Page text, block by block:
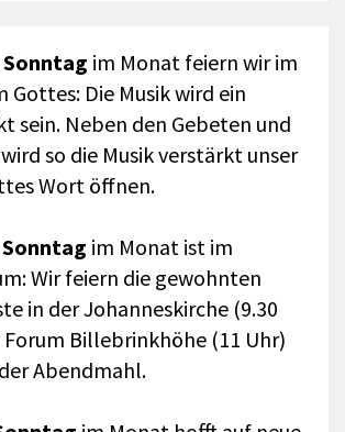
im Monat feiern wir im
Gottes: Die Musik wird ein
sein. Neben den Gebeten und
so die Musik verstärkt unser
Wort öffnen.
im Monat ist im
Wir feiern die gewohnten
in der Johanneskirche (9.30
Forum Billebrinkhöhe (11 Uhr)
Abendmahl.